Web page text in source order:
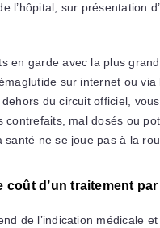
l’hôpital, sur présentation
en garde avec la plus
sur internet ou
du circuit officiel,
contrefaits, mal dosés ou
santé ne se joue pas à la
coût d’un traitement
de l’indication médicale